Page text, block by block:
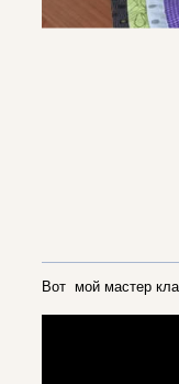
Вот мой мастер